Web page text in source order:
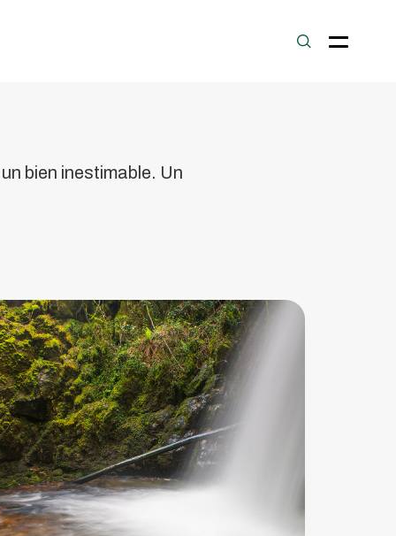
bien inestimable. Un